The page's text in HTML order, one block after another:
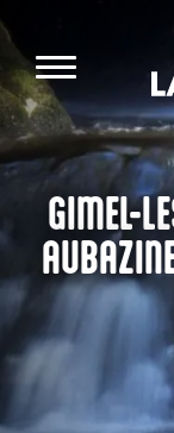
GIMEL-